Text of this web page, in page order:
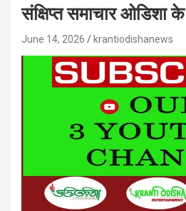
संक्षिप्त समाचार ओडिशा के
June 14, 2026 krantiodishanews